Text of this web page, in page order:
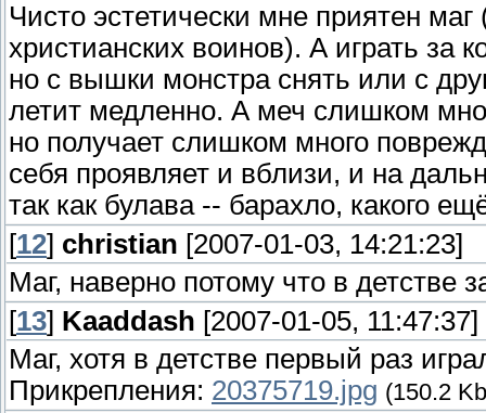
Чисто эстетически мне приятен
христианских воинов). А играть за
но с вышки монстра снять или с
летит медленно. А меч слишком
но получает слишком много
себя проявляет и вблизи, и на
так как булава -- барахло, какого
[12] christian [2007-01-03, 14:21:23]
Маг, наверно потому что в детстве
[13] Kaaddash [2007-01-05, 11:47:37]
Маг, хотя в детстве первый раз
Прикрепления: 20375719.jpg (150.2